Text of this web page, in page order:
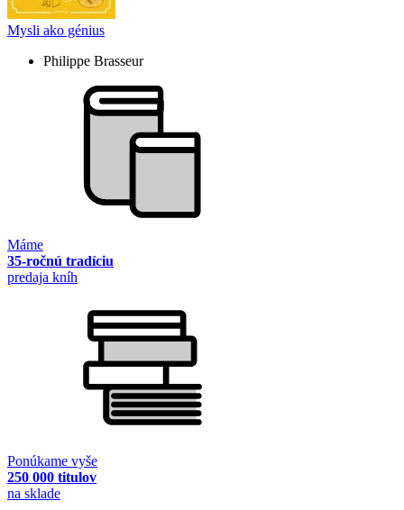
Mysli ako génius
Philippe Brasseur
Máme
35-ročnú tradíciu
predaja kníh
Ponúkame vyše
250 000 titulov
na sklade